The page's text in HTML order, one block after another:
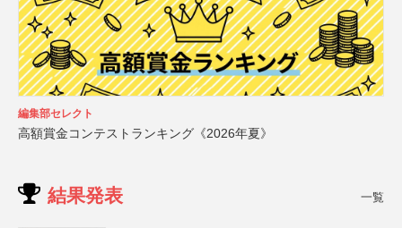
編集部セレクト
高額賞金コンテストランキング《2026年夏》
結果発表 一覧